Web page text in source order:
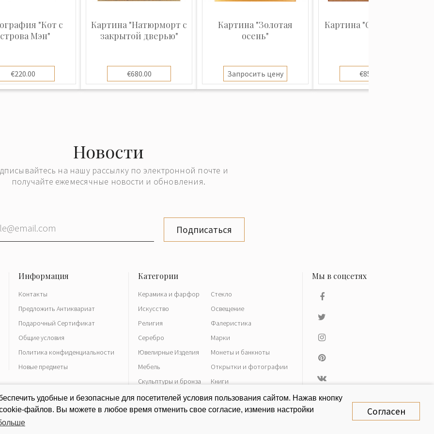
установки,
материала,
атмосферу
проявились в
19
"Кот с
Мэн"
€220.00
Картина "Натюрморт с
закрытой дверью"
€680.00
Картина "Золотая
осень"
Запросить цену
Картина "Старая Рига"
€850.00
Новости
на нашу рассылку по электронной почте и
получайте ежемесячные новости и обновления.
Подписаться
Контакты
Предложить Антиквариат
Подарочный Сертификат
Общие условия
Политика конфиденциальности
Новые предметы
Керамика и фарфор
Искусство
Религия
Серебро
Ювелирные Изделия
Мебель
Скульптуры и бронза
Часы
Стекло
Освещение
Фалеристика
Марки
Монеты и банкноты
Открытки и фотографии
Книги
Разное
удобные и безопасные для посетителей условия пользования сайтом. Нажав кнопку
файлов. Вы можете в любое время отменить свое согласие, изменив настройки
Согласен